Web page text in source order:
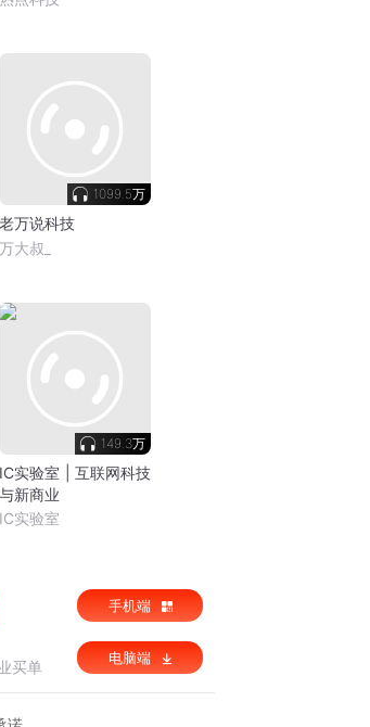
1099.5万
老万说科技
万大叔_
149.3万
IC实验室 | 互联网科技
与新商业
IC实验室
买单
手机端
电脑端